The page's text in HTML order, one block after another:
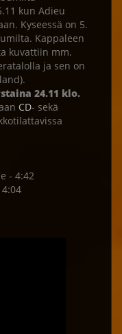
kun Adieu
Kyseessä on 5.
Kappaleen
kuvattiin mm.
ja sen on
24.11 klo.
CD- sekä
- 4:42